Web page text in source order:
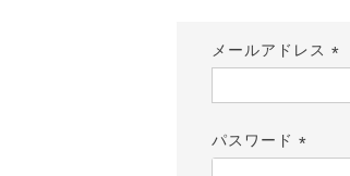
メールアドレス
パスワード